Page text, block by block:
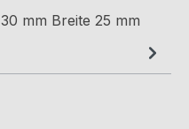
mm Breite 25 mm